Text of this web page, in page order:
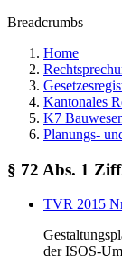
Breadcrumbs
Home
Kantonales
K7
Planungs-
§ 72 Abs. 1
TVR 2015
der ISOS-